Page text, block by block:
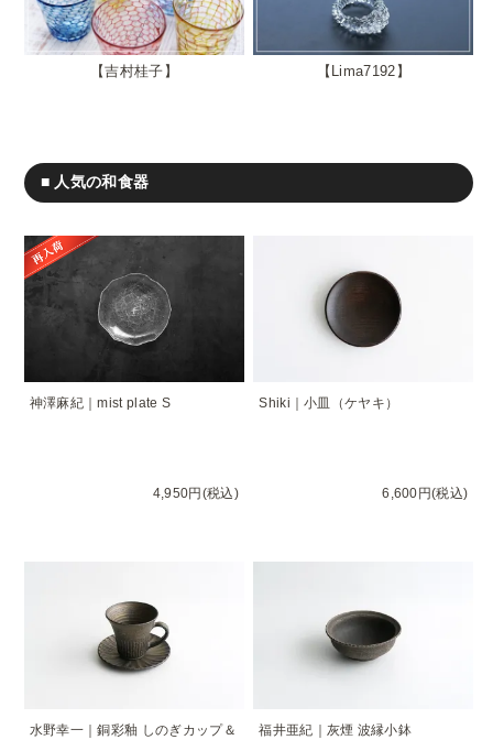
吉村桂子 Lima7192
■ 人気の和食器
神澤麻紀｜mist plate S
4,950円(税込)
Shiki｜小皿（ケヤキ）
6,600円(税込)
水野幸一｜銅彩釉 しのぎカップ＆
福井亜紀｜灰煙 波縁小鉢